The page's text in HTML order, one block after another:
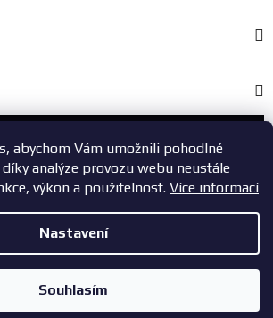
abychom Vám umožnili pohodlné
analýze provozu webu neustále
výkon a použitelnost. Více informací
Nastavení
Souhlasím
servis
+420 603 785 748
. Všechna práva vyhrazena.|
Zásady ochrany osobních údajů